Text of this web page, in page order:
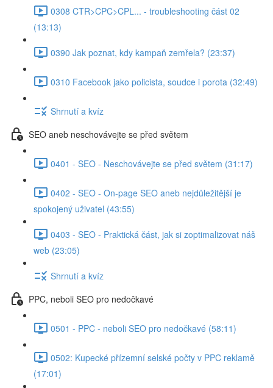
0308 CTR>CPC>CPL... - troubleshooting část 02
(13:13)
0390 Jak poznat, kdy kampaň zemřela? (23:37)
0310 Facebook jako policista, soudce i porota (32:49)
Shrnutí a kvíz
SEO aneb neschovávejte se před světem
0401 - SEO - Neschovávejte se před světem (31:17)
0402 - SEO - On-page SEO aneb nejdůležitější je
spokojený uživatel (43:55)
0403 - SEO - Praktická část, jak si zoptimalizovat náš
web (23:05)
Shrnutí a kvíz
PPC, neboli SEO pro nedočkavé
0501 - PPC - neboli SEO pro nedočkavé (58:11)
0502: Kupecké přízemní selské počty v PPC reklamě
(17:01)